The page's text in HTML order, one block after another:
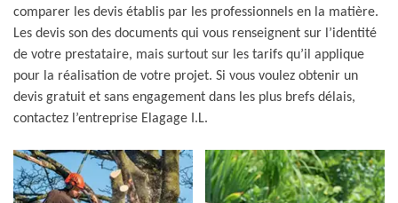
comparer les devis établis par les professionnels en la matière.
Les devis son des documents qui vous renseignent sur l’identité
de votre prestataire, mais surtout sur les tarifs qu’il applique
pour la réalisation de votre projet. Si vous voulez obtenir un
devis gratuit et sans engagement dans les plus brefs délais,
contactez l’entreprise Elagage I.L.